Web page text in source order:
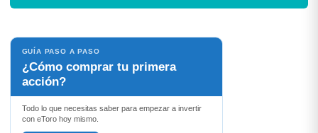
GUÍA PASO A PASO
¿Cómo comprar tu primera
acción?
Todo lo que necesitas saber para empezar a invertir
con eToro hoy mismo.